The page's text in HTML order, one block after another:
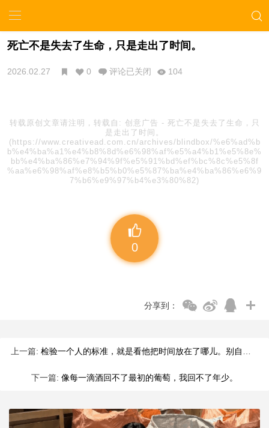
死亡不是失去了生命，只是走出了时间。
2026.02.27 0 评论已关闭 104
转载原创文章请注明，转载自: 创意广告 - 死亡不是失去了生命，只
是走出了时间。
(https://www.creativead.com.cn/archives/blindbox/%e6%ad%b
b%e4%ba%a1%e4%b8%8d%e6%98%af%e5%a4%b1%e5%8e%
bb%e4%ba%86%e7%94%9f%e5%91%bd%ef%bc%8c%e5%8f
%aa%e6%98%af%e8%b5%b0%e5%87%ba%e4%ba%86%e6%9
7%b6%e9%97%b4%e3%80%82)
0
分享到：
上一篇: 检验一个人的标准，就是看他把时间放在了哪儿。别自欺欺人；当生
下一篇: 像每一滴酒回不了最初的葡萄，我回不了年少。